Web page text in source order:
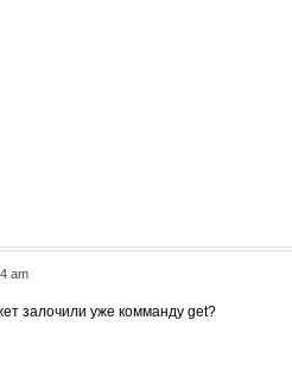
am
залочили уже комманду get?